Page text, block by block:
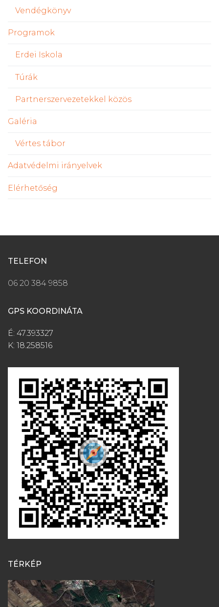
Vendégkönyv
Programok
Erdei Iskola
Túrák
Partnerszervezetekkel közös
Galéria
Vértes tábor
Adatvédelmi irányelvek
Elérhetőség
TELEFON
06 20 384 9858
GPS KOORDINÁTA
É: 47.393327
K: 18.258516
TÉRKÉP